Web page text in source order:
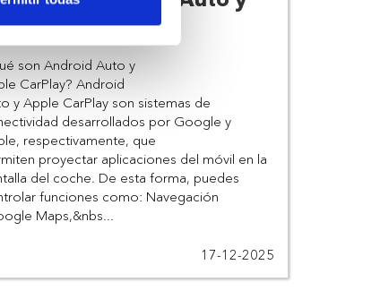
CarPlay?
son Android Auto y
CarPlay? Android
y Apple CarPlay son sistemas de
desarrollados por Google y
respectivamente, que
proyectar aplicaciones del móvil en la
del coche. De esta forma, puedes
funciones como: Navegación
Maps,&nbs...
17-12-2025